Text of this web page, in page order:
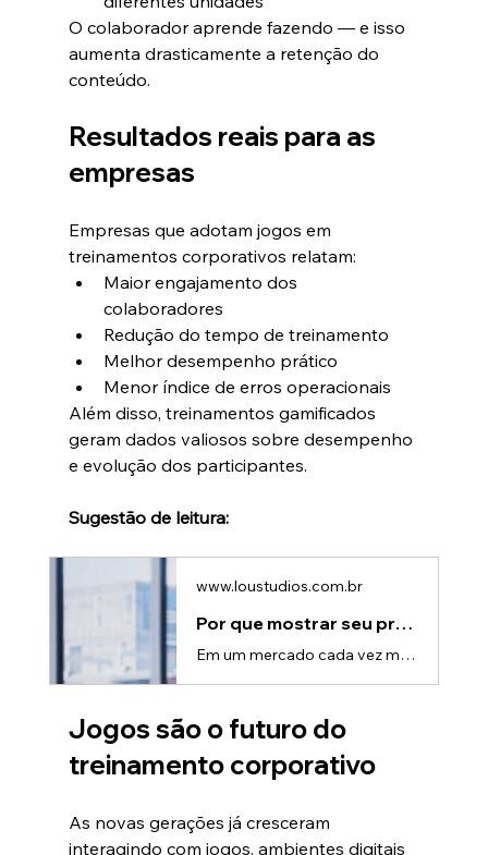
O colaborador aprende fazendo — e isso
aumenta drasticamente a retenção do
conteúdo.
Resultados reais para as
empresas
Empresas que adotam jogos em
treinamentos corporativos relatam:
Maior engajamento dos
colaboradores
Redução do tempo de treinamento
Melhor desempenho prático
Menor índice de erros operacionais
Além disso, treinamentos gamificados
geram dados valiosos sobre desempenho
e evolução dos participantes.
Sugestão de leitura:
www.loustudios.com.br
Por que mostrar seu produto em 3D pode fechar mais vendas
Em um mercado cada vez mais competitivo, convencer o cliente apenas com argumentos racionais já não é suficiente. Hoje, quem vende melhor é quem mostra melhor.O 3D de produto se tornou uma das ferramentas mais poderosas para apresentar soluções, destacar diferenciais e acelerar decisões de compra — especialmente quando o produto é técnico, complexo ou ainda não existe fisicamente.Por que o visual é decisivo na decisão de compraO cérebro humano processa imagens muito mais rápido do que textos. Em
Jogos são o futuro do
treinamento corporativo
As novas gerações já cresceram
interagindo com jogos, ambientes digitais